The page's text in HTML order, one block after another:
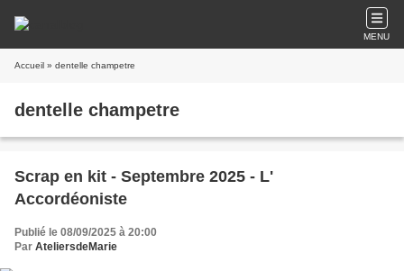
MENU
Accueil » dentelle champetre
dentelle champetre
Scrap en kit - Septembre 2025 - L'
Accordéoniste
Publié le 08/09/2025 à 20:00
Par AteliersdeMarie